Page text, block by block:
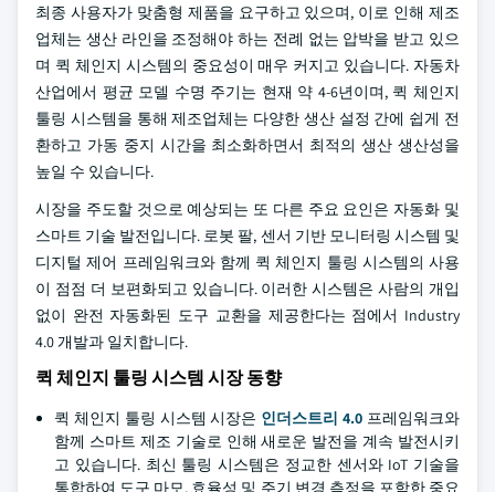
최종 사용자가 맞춤형 제품을 요구하고 있으며, 이로 인해 제조
업체는 생산 라인을 조정해야 하는 전례 없는 압박을 받고 있으
며 퀵 체인지 시스템의 중요성이 매우 커지고 있습니다. 자동차
산업에서 평균 모델 수명 주기는 현재 약 4-6년이며, 퀵 체인지
툴링 시스템을 통해 제조업체는 다양한 생산 설정 간에 쉽게 전
환하고 가동 중지 시간을 최소화하면서 최적의 생산 생산성을
높일 수 있습니다.
시장을 주도할 것으로 예상되는 또 다른 주요 요인은 자동화 및
스마트 기술 발전입니다. 로봇 팔, 센서 기반 모니터링 시스템 및
디지털 제어 프레임워크와 함께 퀵 체인지 툴링 시스템의 사용
이 점점 더 보편화되고 있습니다. 이러한 시스템은 사람의 개입
없이 완전 자동화된 도구 교환을 제공한다는 점에서 Industry
4.0 개발과 일치합니다.
퀵 체인지 툴링 시스템 시장 동향
퀵 체인지 툴링 시스템 시장은 인더스트리 4.0 프레임워크와
함께 스마트 제조 기술로 인해 새로운 발전을 계속 발전시키
고 있습니다. 최신 툴링 시스템은 정교한 센서와 IoT 기술을
통합하여 도구 마모, 효율성 및 주기 변경 측정을 포함한 중요